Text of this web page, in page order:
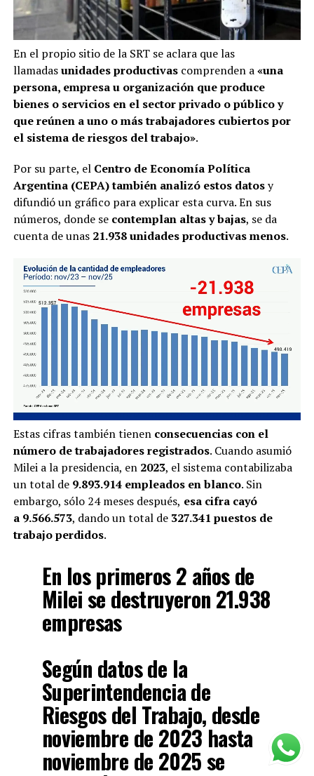
En el propio sitio de la SRT se aclara que las
llamadasunidades productivascomprenden a«una
persona, empresa u organización que produce
bienes o servicios en el sector privado o público y
que reúnen a uno o más trabajadores cubiertos por
el sistema de riesgos del trabajo».
Por su parte, el Centro de Economía Política
Argentina (CEPA) también analizó estos datosy
difundió un gráfico para explicar esta curva. En sus
números, donde se contemplan altas y bajas, se da
cuenta de unas 21.938 unidades productivas menos.
Estas cifras también tienenconsecuencias con el
número de trabajadores registrados. Cuando asumió
Milei a la presidencia, en2023, el sistema contabilizaba
un total de 9.893.914 empleados en blanco. Sin
embargo, sólo 24 meses después, esa cifra cayó
a 9.566.573, dando un total de 327.341 puestos de
trabajo perdidos.
En los primeros 2 años de
Milei se destruyeron 21.938
empresas
Según datos de la
Superintendencia de
Riesgos del Trabajo, desde
noviembre de 2023 hasta
noviembre de 2025 se